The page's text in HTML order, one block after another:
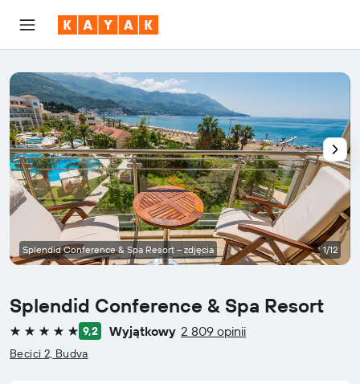
Splendid Conference & Spa Resort
5 gwiazdek 9,2 Wyjątkowy 2 809 opinii
Becici 2, Budva
Splendid Conference & Spa Resort – zdjęcia 1/12